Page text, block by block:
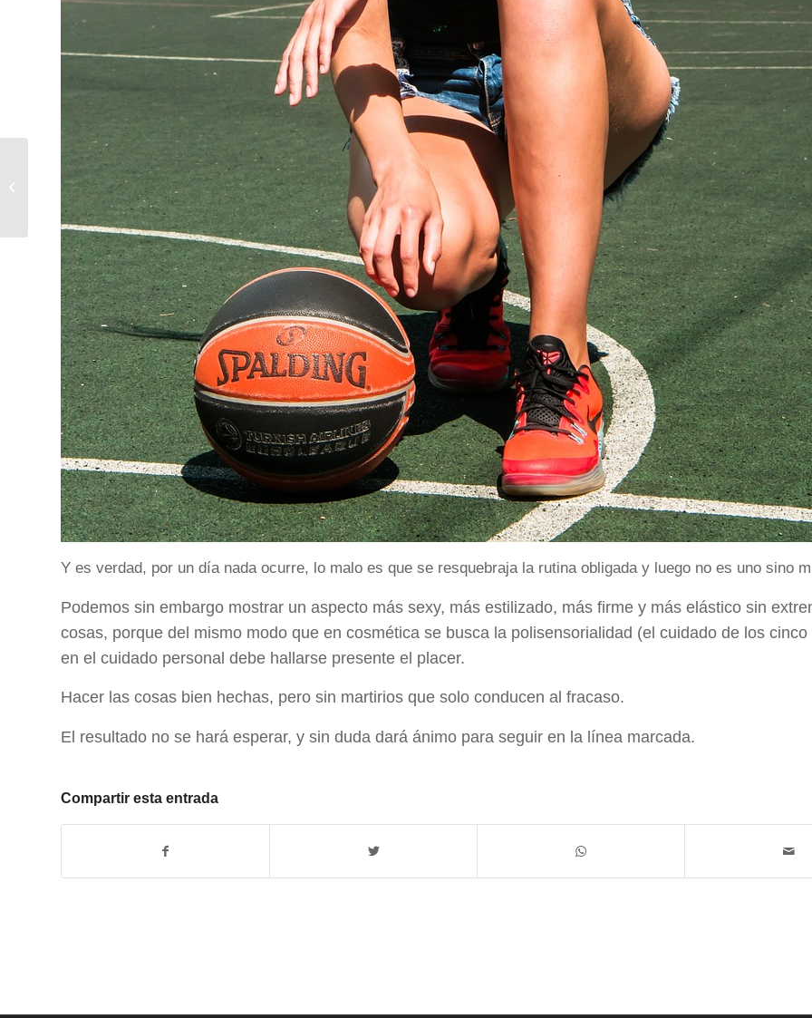
Y es verdad, por un día nada ocurre, lo malo es que se resquebraja la rutina obligada y luego no es uno sino
Podemos sin embargo mostrar un aspecto más sexy, más estilizado, más firme y más elástico sin
cosas, porque del mismo modo que en cosmética se busca la polisensorialidad (el cuidado de los cinco
en el cuidado personal debe hallarse presente el placer.
Hacer las cosas bien hechas, pero sin martirios que solo conducen al fracaso.
El resultado no se hará esperar, y sin duda dará ánimo para seguir en la línea marcada.
Compartir esta entrada
Sabes lavarte el
cabello?